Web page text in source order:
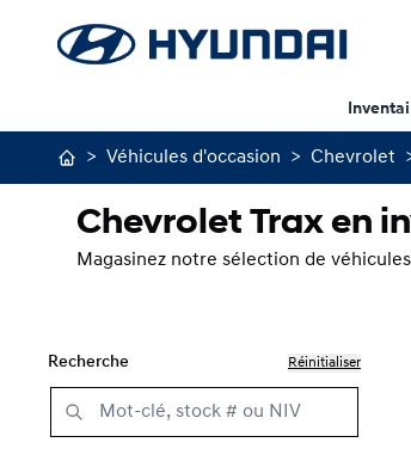
> Véhicules d'occasion > Chevrolet
Chevrolet Trax en
Magasinez notre sélection de
Recherche Réinitialiser